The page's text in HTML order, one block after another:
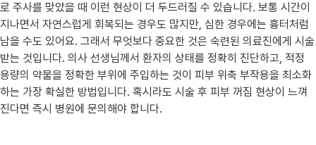
로 주사를 맞았을 때 이런 현상이 더 두드러질 수 있습니다. 보통 시간이
지나면서 자연스럽게 회복되는 경우도 많지만, 심한 경우에는 흉터처럼
남을 수도 있어요. 그래서 무엇보다 중요한 것은 숙련된 의료진에게 시술
받는 것입니다. 의사 선생님께서 환자의 상태를 정확히 진단하고, 적정
용량의 약물을 정확한 부위에 주입하는 것이 피부 위축 부작용을 최소화
하는 가장 확실한 방법입니다. 혹시라도 시술 후 피부 꺼짐 현상이 느껴
진다면 즉시 병원에 문의해야 합니다.